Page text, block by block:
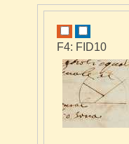
F4: FID10